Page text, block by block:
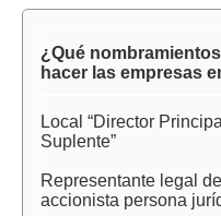
¿Qué
hacer las empresas
Local “Director
Suplente”
Representante legal
accionista persona